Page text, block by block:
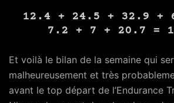
12.4 + 24.5 + 32.9 +
7.2 + 7 + 20.7 =
Et voilà le bilan de la semaine qui
malheureusement et très
avant le top départ de l’Endurance